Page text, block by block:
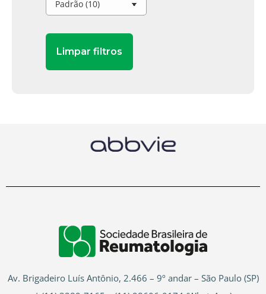
Av. Brigadeiro Luís Antônio, 2.466 – 9º andar – São Paulo (SP)